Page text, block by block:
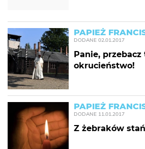
PAPIEŻ
DODANE 02.01.2017
Panie,
okrucieństwo!
PAPIEŻ
DODANE 11.01.2017
Z żebraków